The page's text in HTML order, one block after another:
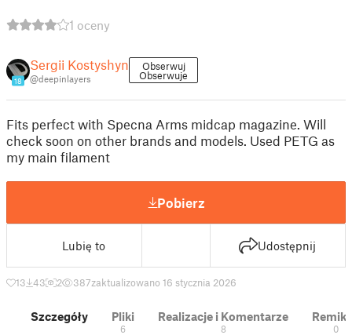
1 oceny
18
Sergii Kostyshyn
@deepinlayers
Obserwuj
Obserwuje
Fits perfect with Specna Arms midcap magazine. Will
check soon on other brands and models. Used PETG as
my main filament
Pobierz
Lubię to Udostępnij
13 43 2 387zaktualizowano 16 stycznia 2026
Szczegóły Pliki
6
Realizacje i Komentarze
8 0